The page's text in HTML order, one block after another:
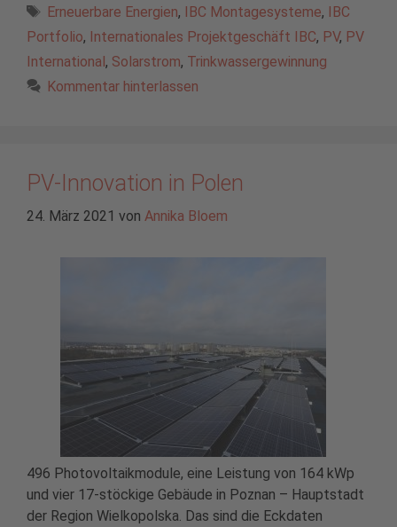
Schlagwörter
Erneuerbare Energien, IBC Montagesysteme,
IBC
Portfolio, Internationales Projektgeschäft IBC, PV, PV
International , Solarstrom, Trinkwassergewinnung
Kommentar hinterlassen
PV-Innovation in Polen
24. März 2021 von Annika Bloem
496 Photovoltaikmodule, eine Leistung von 164 kWp
und vier 17-stöckige Gebäude in Poznan – Hauptstadt
der Region Wielkopolska. Das sind die Eckdaten